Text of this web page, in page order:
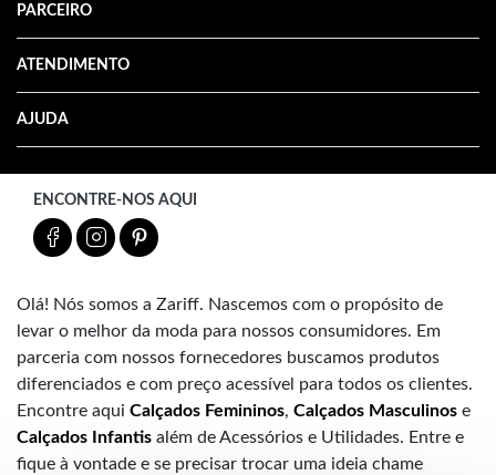
PARCEIRO
ATENDIMENTO
AJUDA
ENCONTRE-NOS AQUI
Olá! Nós somos a Zariff. Nascemos com o propósito de
levar o melhor da moda para nossos consumidores. Em
parceria com nossos fornecedores buscamos produtos
diferenciados e com preço acessível para todos os clientes.
Encontre aqui Calçados Femininos, Calçados Masculinos e
Calçados Infantis além de Acessórios e Utilidades. Entre e
fique à vontade e se precisar trocar uma ideia chame